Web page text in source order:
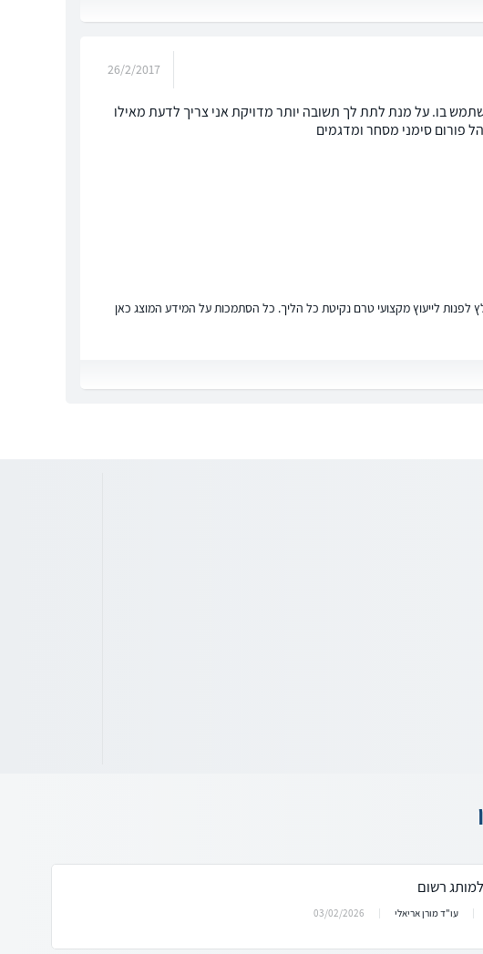
26/2/2017
בו. על מנת לתת לך תשובה יותר מדויקת אני צריך לדעת מאילו
פורום סימני מסחר ומדגמים
לפנות לייעוץ מקצועי טרם נקיטת כל הליך. כל הסתמכות על המידע המוצג כאן
רשום
עו"ד מורן אריאלי 03/02/2026